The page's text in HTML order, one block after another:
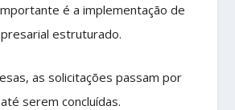
é a implementação de
estruturado.
as solicitações passam por
serem concluídas.